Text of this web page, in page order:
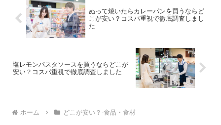
ぬって焼いたらカレーパンを買うならど
こが安い？コスパ重視で徹底調査しまし
た
塩レモンパスタソースを買うならどこが
安い？コスパ重視で徹底調査しました
ホーム どこが安い？-食品・食材